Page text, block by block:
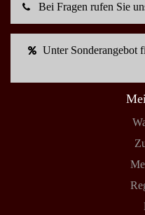
Bei Fragen rufen Sie
Unter Sonderangebot